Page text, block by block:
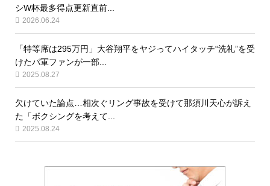
シW杯最多得点更新直前...
2026.06.24
「特等席は295万円」大谷翔平をヤジってハイタッチ“洗礼”を受
けたパ軍ファンが一部...
2025.08.27
欠けていた論点…相次ぐリング事故を受けて那須川天心が訴え
た「ボクシングを考えて...
2025.08.24